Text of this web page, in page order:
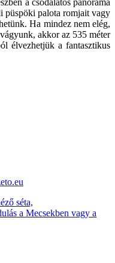
a csodálatos panoráma
püspöki palota romjait vagy
Ha mindez nem elég,
akkor az 535 méter
élvezhetjük a fantasztikus
séta,
a Mecsekben vagy a